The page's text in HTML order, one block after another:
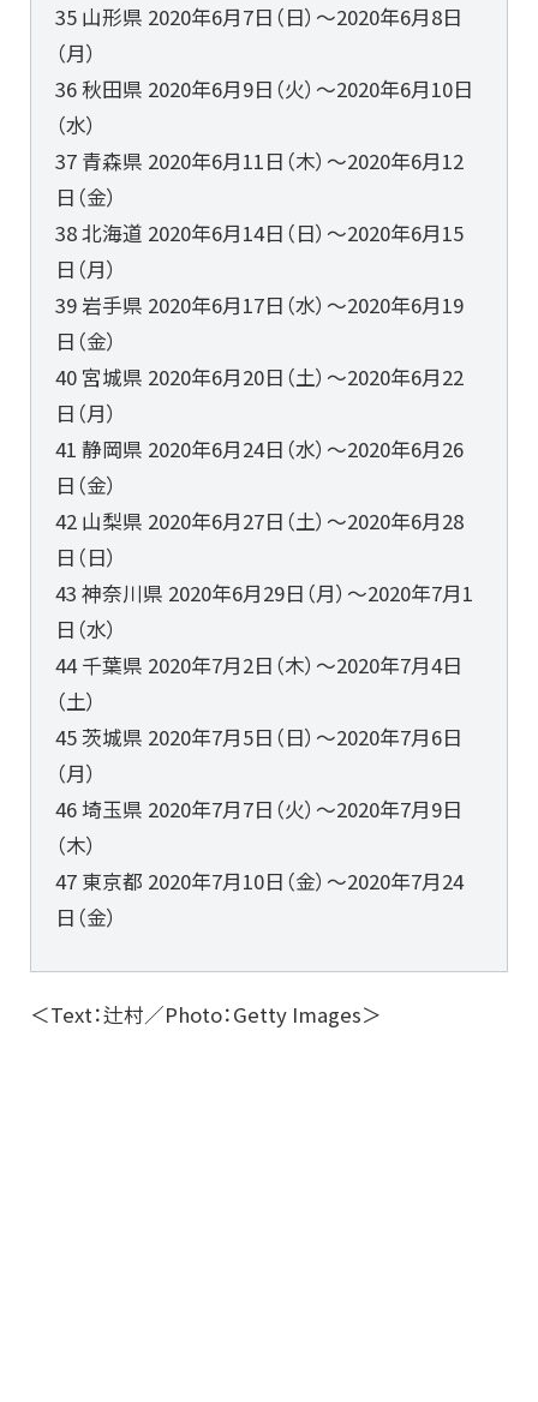
35 山形県 2020年6月7日（日）～2020年6月8日
（月）
36 秋田県 2020年6月9日（火）～2020年6月10日
（水）
37 青森県 2020年6月11日（木）～2020年6月12
日（金）
38 北海道 2020年6月14日（日）～2020年6月15
日（月）
39 岩手県 2020年6月17日（水）～2020年6月19
日（金）
40 宮城県 2020年6月20日（土）～2020年6月22
日（月）
41 静岡県 2020年6月24日（水）～2020年6月26
日（金）
42 山梨県 2020年6月27日（土）～2020年6月28
日（日）
43 神奈川県 2020年6月29日（月）～2020年7月1
日（水）
44 千葉県 2020年7月2日（木）～2020年7月4日
（土）
45 茨城県 2020年7月5日（日）～2020年7月6日
（月）
46 埼玉県 2020年7月7日（火）～2020年7月9日
（木）
47 東京都 2020年7月10日（金）～2020年7月24
日（金）
＜Text：辻村／Photo：Getty Images＞